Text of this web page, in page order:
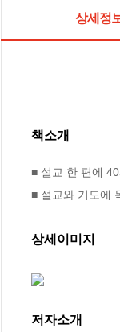
상세정
책소개
■ 설교 한 편에
■ 설교와 기도에
상세이미지
저자소개